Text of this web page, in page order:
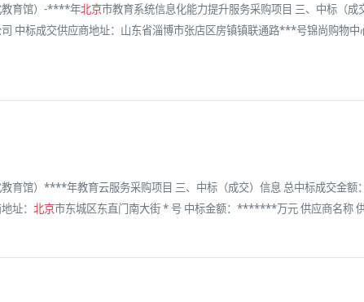
教育馆）-****年北京市教育系统信息化能力提升服务采购项目 三、中标（
中标成交供应商地址：山东省淄博市张店区房镇镇联通路***号锦尚购物
教育馆）****年教育云服务采购项目 三、中标（成交）信息 总中标成交金
址： 北京市东城区东直门南大街 * 号 中标金额：*******万元 供应商名称